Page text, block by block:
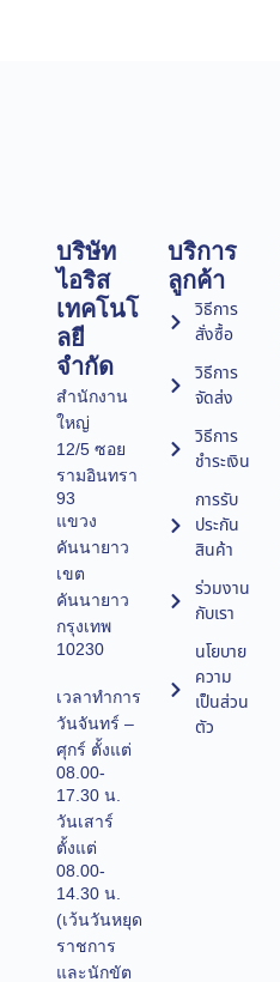
บริษัท
ไอริส
เทคโนโ
ลยี
จำกัด
สำนักงาน
ใหญ่
12/5 ซอย
รามอินทรา
93
แขวง
คันนายาว
เขต
คันนายาว
กรุงเทพ
10230
เวลาทำการ
วันจันทร์ –
ศุกร์ ตั้งแต่
08.00-
17.30 น.
วันเสาร์
ตั้งแต่
08.00-
14.30 น.
(เว้นวันหยุด
ราชการ
และนักขัต
บริการ
ลูกค้า
วิธีการ
สั่งซื้อ
วิธีการ
จัดส่ง
วิธีการ
ชำระเงิน
การรับ
ประกัน
สินค้า
ร่วมงาน
กับเรา
นโยบาย
ความ
เป็นส่วน
ตัว